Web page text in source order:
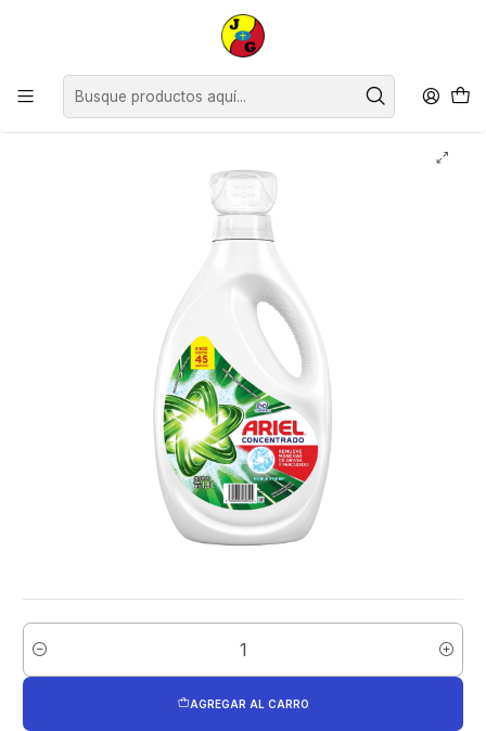
Disponible sólo Retiro en Tienda Osorno.
Limpieza de Ropa
Detergente Ariel Líquido ( 1.8 LT )
Cantidad
AGREGAR AL CARRO